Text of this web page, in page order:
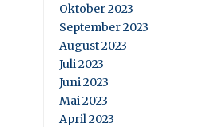
Oktober 2023
September 2023
August 2023
Juli 2023
Juni 2023
Mai 2023
April 2023